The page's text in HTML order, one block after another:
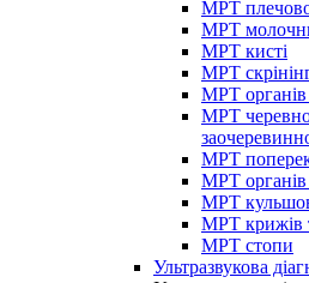
МРТ
МРТ
МРТ кисті
МРТ
МРТ органів
МРТ
МРТ
МРТ органів
МРТ
МРТ крижів
МРТ стопи
Ультразвукова